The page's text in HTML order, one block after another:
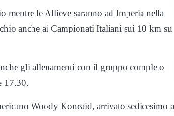
le Allieve saranno ad Imperia nella
anche ai Campionati Italiani sui 10 km su
gli allenamenti con il gruppo completo
17.30.
Woody Koneaid, arrivato sedicesimo a